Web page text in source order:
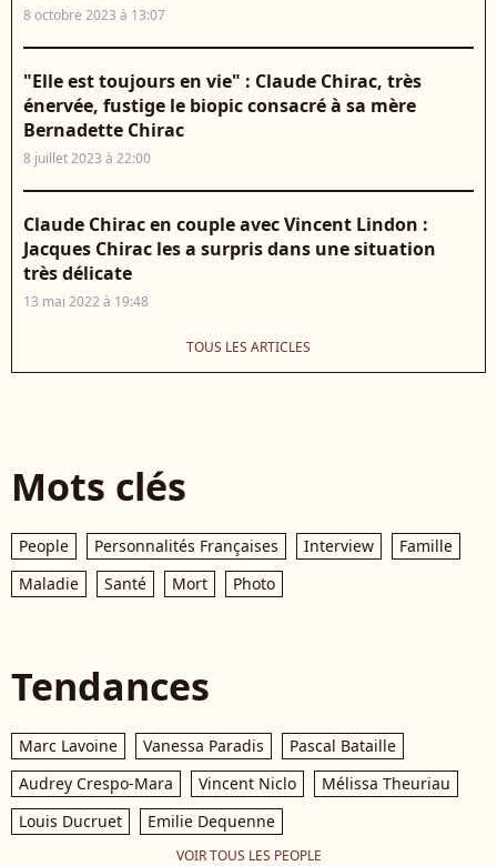
8 octobre 2023 à 13:07
"Elle est toujours en vie" : Claude Chirac, très
énervée, fustige le biopic consacré à sa mère
Bernadette Chirac
8 juillet 2023 à 22:00
Claude Chirac en couple avec Vincent Lindon :
Jacques Chirac les a surpris dans une situation
très délicate
13 mai 2022 à 19:48
TOUS LES ARTICLES
Mots clés
People Personnalités Françaises Interview
Famille
Maladie
Santé Mort Photo
Tendances
Marc Lavoine Vanessa Paradis
Pascal Bataille
Audrey Crespo-Mara
Vincent Niclo
Mélissa Theuriau
Louis Ducruet
Emilie Dequenne
VOIR TOUS LES PEOPLE